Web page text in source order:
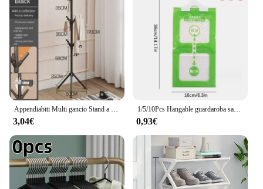
3,04€
1/5/10Pcs Hangable guardaroba sacchetto di deumidificazione a prova di umidità a prova di muffa sacchetto assorbente di umidità armadio dehumizer Eco Friendly
0,93€